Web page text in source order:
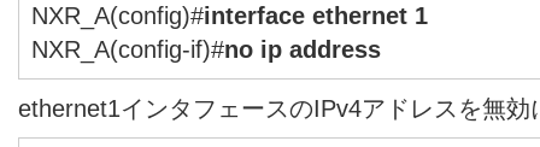
NXR_A(config)#interface ethernet 1
NXR_A(config-if)#no ip address
ethernet1インタフェースのIPv4アドレスを無効